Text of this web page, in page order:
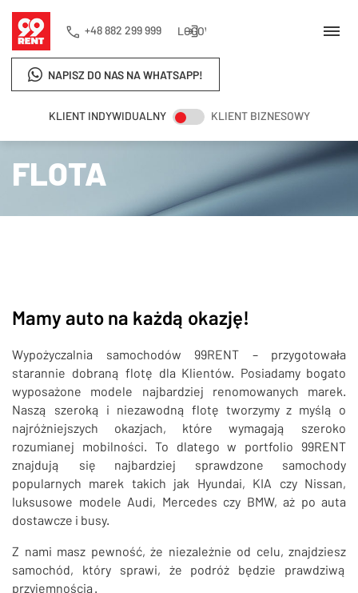
KLIENT INDYWIDUALNY KLIENT BIZNESOWY
NAPISZ DO NAS NA WHATSAPP!
+48 882 299 999 LOGOWANIE
SZUKAJ
Strona główna Flota
FLOTA
Mamy auto na każdą okazję!
Wypożyczalnia samochodów 99RENT – przygotowała
starannie dobraną flotę dla Klientów. Posiadamy bogato
wyposażone modele najbardziej renomowanych marek.
Naszą szeroką i niezawodną flotę tworzymy z myślą o
najróżniejszych okazjach, które wymagają szeroko
rozumianej mobilności. To dlatego w portfolio 99RENT
znajdują się najbardziej sprawdzone samochody
popularnych marek takich jak Hyundai, KIA czy Nissan,
luksusowe modele Audi, Mercedes czy BMW, aż po auta
dostawcze i busy.
Z nami masz pewność, że niezależnie od celu, znajdziesz
samochód, który sprawi, że podróż będzie prawdziwą
przyjemnością.